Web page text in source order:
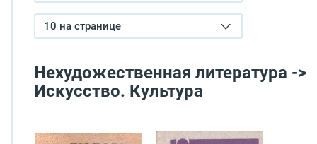
10 на странице
Нехудожественная литература ->
Искусство. Культура